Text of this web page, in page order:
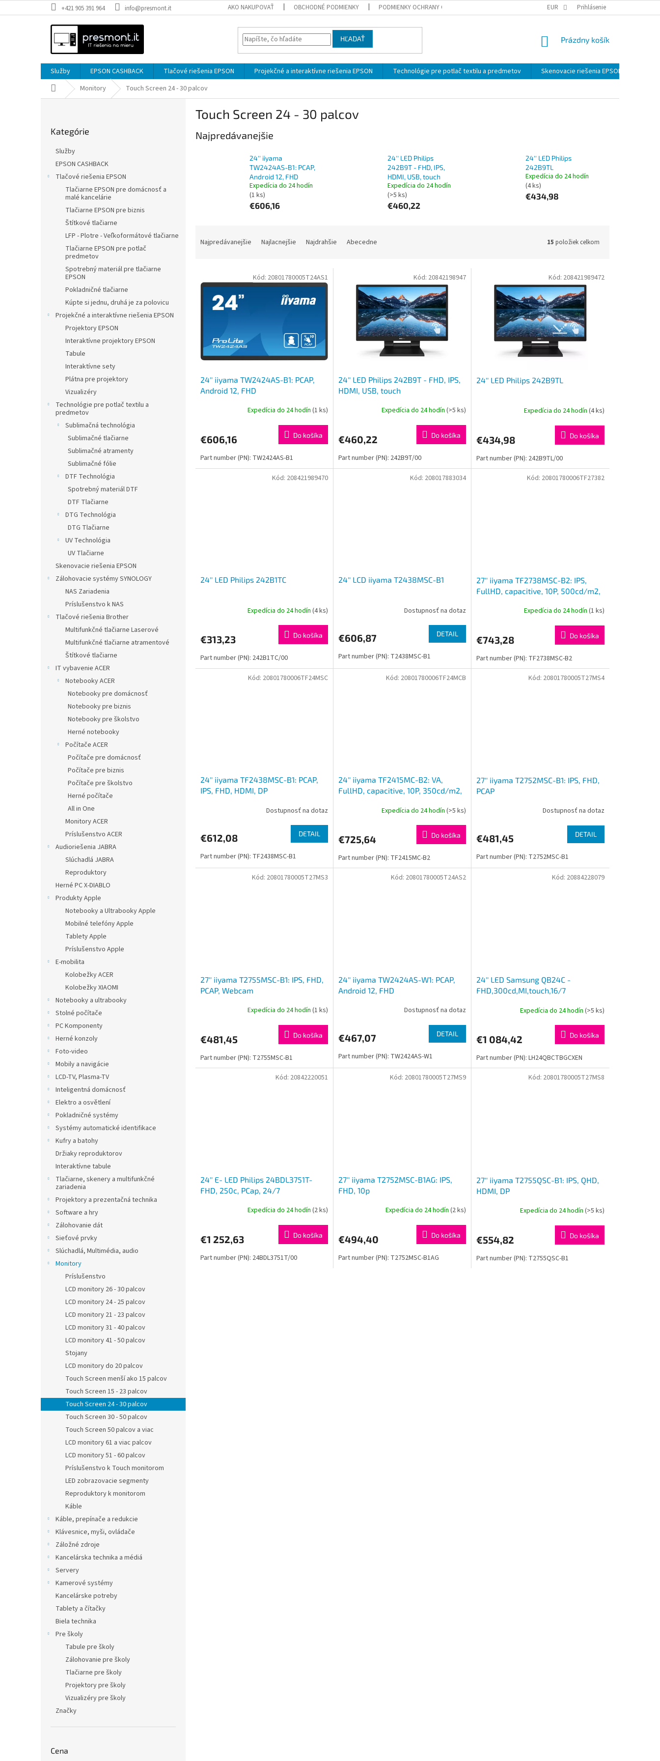
na
+421 905 391 964 info@presmont.it AKO NAKUPOVAŤ OBCHODNÉ PODMIENKY PODMIENKY OCHRANY OSOBNÝCH ÚDAJOV EUR Prihlásenie
HĽADAŤ
NÁKUPNÝ
Prázdny košík
Služby EPSON CASHBACK Tlačové riešenia EPSON Projekčné a interaktívne riešenia EPSON Technológie pre potlač textilu a predmetov Skenovacie riešenia EPSON
DomovMonitory Touch Screen 24 - 30 palcov
kategórie
Kategórie
Služby
EPSON CASHBACK
Tlačové riešenia EPSON
Tlačiarne EPSON pre domácnosť a
malé kancelárie
Tlačiarne EPSON pre biznis
Štítkové tlačiarne
LFP - Plotre - Veľkoformátové tlačiarne
Tlačiarne EPSON pre potlač
predmetov
Spotrebný materiál pre tlačiarne
EPSON
Pokladničné tlačiarne
Kúpte si jednu, druhá je za polovicu
Projekčné a interaktívne riešenia EPSON
Projektory EPSON
Interaktívne projektory EPSON
Tabule
Interaktívne sety
Plátna pre projektory
Vizualizéry
Technológie pre potlač textilu a
predmetov
Sublimačná technológia
Sublimačné tlačiarne
Sublimačné atramenty
Sublimačné fólie
DTF Technológia
Spotrebný materiál DTF
DTF Tlačiarne
DTG Technológia
DTG Tlačiarne
UV Technológia
UV Tlačiarne
Skenovacie riešenia EPSON
Zálohovacie systémy SYNOLOGY
NAS Zariadenia
Príslušenstvo k NAS
Tlačové riešenia Brother
Multifunkčné tlačiarne Laserové
Multifunkčné tlačiarne atramentové
Štítkové tlačiarne
IT vybavenie ACER
Notebooky ACER
Notebooky pre domácnosť
Notebooky pre biznis
Notebooky pre školstvo
Herné notebooky
Počítače ACER
Počítače pre domácnosť
Počítače pre biznis
Počítače pre školstvo
Herné počítače
All in One
Monitory ACER
Príslušenstvo ACER
Audioriešenia JABRA
Slúchadlá JABRA
Reproduktory
Herné PC X-DIABLO
Produkty Apple
Notebooky a Ultrabooky Apple
Mobilné telefóny Apple
Tablety Apple
Príslušenstvo Apple
E-mobilita
Kolobežky ACER
Kolobežky XIAOMI
Notebooky a ultrabooky
Stolné počítače
PC Komponenty
Herné konzoly
Foto-video
Mobily a navigácie
LCD-TV, Plasma-TV
Inteligentná domácnosť
Elektro a osvětlení
Pokladničné systémy
Systémy automatické identifikace
Kufry a batohy
Držiaky reproduktorov
Interaktívne tabule
Tlačiarne, skenery a multifunkčné
zariadenia
Projektory a prezentačná technika
Software a hry
Zálohovanie dát
Sieťové prvky
Slúchadlá, Multimédia, audio
Monitory
Príslušenstvo
LCD monitory 26 - 30 palcov
LCD monitory 24 - 25 palcov
LCD monitory 21 - 23 palcov
LCD monitory 31 - 40 palcov
LCD monitory 41 - 50 palcov
Stojany
LCD monitory do 20 palcov
Touch Screen menší ako 15 palcov
Touch Screen 15 - 23 palcov
Touch Screen 24 - 30 palcov
Touch Screen 30 - 50 palcov
Touch Screen 50 palcov a viac
LCD monitory 61 a viac palcov
LCD monitory 51 - 60 palcov
Príslušenstvo k Touch monitorom
LED zobrazovacie segmenty
Reproduktory k monitorom
Káble
Káble, prepínače a redukcie
Klávesnice, myši, ovládače
Záložné zdroje
Kancelárska technika a médiá
Servery
Kamerové systémy
Kancelárske potreby
Tablety a čítačky
Biela technika
Pre školy
Tabule pre školy
Zálohovanie pre školy
Tlačiarne pre školy
Projektory pre školy
Vizualizéry pre školy
Značky
Cena
Touch Screen 24 - 30 palcov
Najpredávanejšie
24'' iiyama
TW2424AS-B1: PCAP,
Android 12, FHD
Expedícia do 24 hodín
(1 ks)
€606,16
24'' LED Philips
242B9T - FHD, IPS,
HDMI, USB, touch
Expedícia do 24 hodín
(>5 ks)
€460,22
24'' LED Philips
242B9TL
Expedícia do 24 hodín
(4 ks)
€434,98
Najpredávanejšie Najlacnejšie Najdrahšie Abecedne 15 položiek celkom
24'' iiyama TW2424AS-B1: PCAP,
Android 12, FHD
Expedícia do 24 hodín (1 ks)
€606,16 Do košíka
Part number (PN): TW2424AS-B1
Kód: 20801780005T24AS1
24'' LED Philips 242B9T - FHD, IPS,
HDMI, USB, touch
Expedícia do 24 hodín (>5 ks)
€460,22 Do košíka
Part number (PN): 242B9T/00
Kód: 20842198947
24'' LED Philips 242B9TL
Expedícia do 24 hodín (4 ks)
€434,98 Do košíka
Part number (PN): 242B9TL/00
Kód: 208421989472
24'' LED Philips 242B1TC
Expedícia do 24 hodín (4 ks)
€313,23 Do košíka
Part number (PN): 242B1TC/00
Kód: 208421989470
24'' LCD iiyama T2438MSC-B1
Dostupnosť na dotaz
€606,87 DETAIL
Part number (PN): T2438MSC-B1
Kód: 208017883034
27'' iiyama TF2738MSC-B2: IPS,
FullHD, capacitive, 10P, 500cd/m2,
Expedícia do 24 hodín (1 ks)
€743,28 Do košíka
Part number (PN): TF2738MSC-B2
Kód: 20801780006TF27382
24'' iiyama TF2438MSC-B1: PCAP,
IPS, FHD, HDMI, DP
Dostupnosť na dotaz
€612,08 DETAIL
Part number (PN): TF2438MSC-B1
Kód: 20801780006TF24MSC
24'' iiyama TF2415MC-B2: VA,
FullHD, capacitive, 10P, 350cd/m2,
Expedícia do 24 hodín (>5 ks)
€725,64 Do košíka
Part number (PN): TF2415MC-B2
Kód: 20801780006TF24MCB
27'' iiyama T2752MSC-B1: IPS, FHD,
PCAP
Dostupnosť na dotaz
€481,45 DETAIL
Part number (PN): T2752MSC-B1
Kód: 20801780005T27MS4
27'' iiyama T2755MSC-B1: IPS, FHD,
PCAP, Webcam
Expedícia do 24 hodín (1 ks)
€481,45 Do košíka
Part number (PN): T2755MSC-B1
Kód: 20801780005T27MS3
24'' iiyama TW2424AS-W1: PCAP,
Android 12, FHD
Dostupnosť na dotaz
€467,07 DETAIL
Part number (PN): TW2424AS-W1
Kód: 20801780005T24AS2
24'' LED Samsung QB24C -
FHD,300cd,MI,touch,16/7
Expedícia do 24 hodín (>5 ks)
€1 084,42 Do košíka
Part number (PN): LH24QBCTBGCXEN
Kód: 20884228079
24'' E- LED Philips 24BDL3751T-
FHD, 250c, PCap, 24/7
Expedícia do 24 hodín (2 ks)
€1 252,63 Do košíka
Part number (PN): 24BDL3751T/00
Kód: 20842220051
27'' iiyama T2752MSC-B1AG: IPS,
FHD, 10p
Expedícia do 24 hodín (2 ks)
€494,40 Do košíka
Part number (PN): T2752MSC-B1AG
Kód: 20801780005T27MS9
27'' iiyama T2755QSC-B1: IPS, QHD,
HDMI, DP
Expedícia do 24 hodín (>5 ks)
€554,82 Do košíka
Part number (PN): T2755QSC-B1
Kód: 20801780005T27MS8